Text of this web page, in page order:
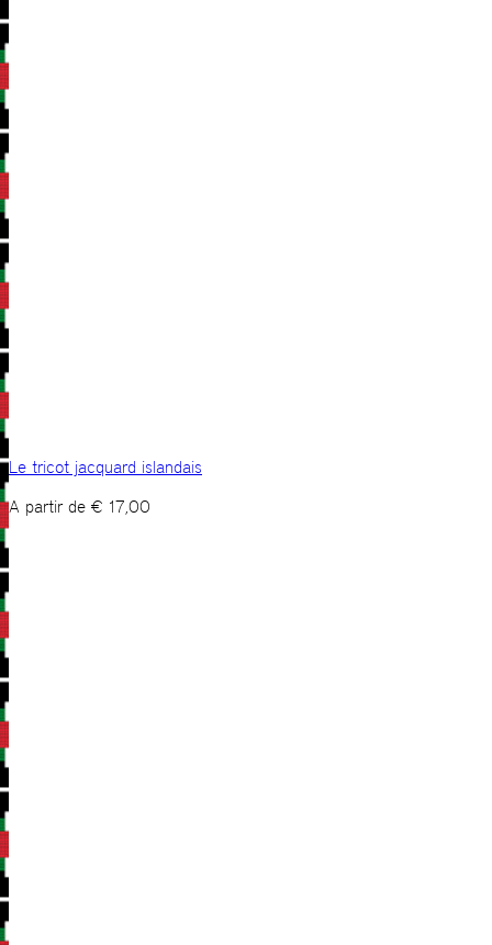
Le tricot jacquard islandais
A partir de € 17,00